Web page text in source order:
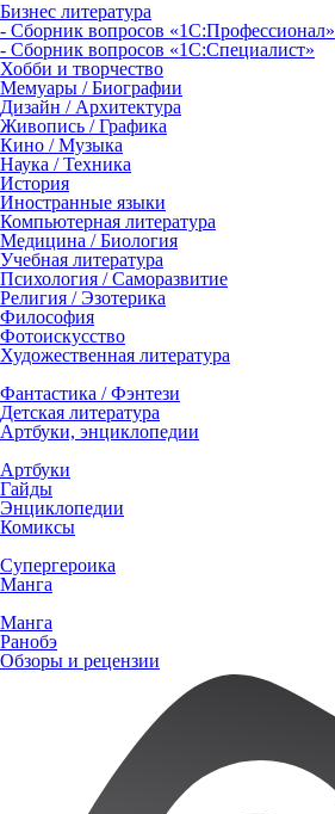
Бизнес литература
- Сборник вопросов «1С:Профессионал»
- Сборник вопросов «1С:Специалист»
Хобби и творчество
Мемуары / Биографии
Дизайн / Архитектура
Живопись / Графика
Кино / Музыка
Наука / Техника
История
Иностранные языки
Компьютерная литература
Медицина / Биология
Учебная литература
Психология / Саморазвитие
Религия / Эзотерика
Философия
Фотоискусство
Художественная литература
Фантастика / Фэнтези
Детская литература
Артбуки, энциклопедии
Артбуки
Гайды
Энциклопедии
Комиксы
Супергероика
Манга
Манга
Ранобэ
Обзоры и рецензии